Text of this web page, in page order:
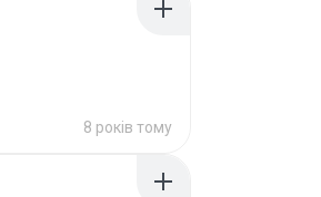
8 років тому